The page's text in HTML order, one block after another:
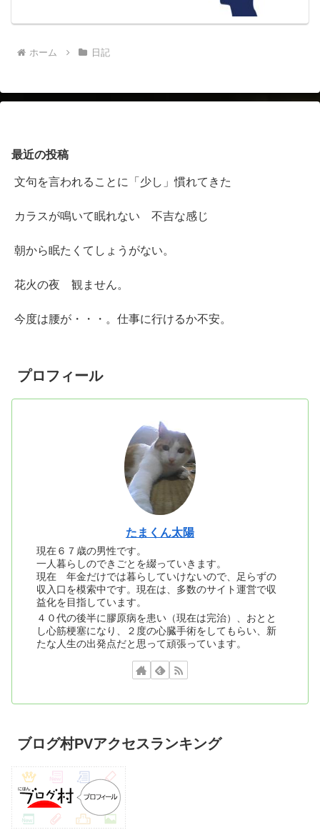
ホーム 日記
最近の投稿
文句を言われることに「少し」慣れてきた
カラスが鳴いて眠れない 不吉な感じ
朝から眠たくてしょうがない。
花火の夜 観ません。
今度は腰が・・・。仕事に行けるか不安。
プロフィール
たまくん太陽
現在６７歳の男性です。
一人暮らしのできごとを綴っていきます。
現在 年金だけでは暮らしていけないので、足らずの
収入口を模索中です。現在は、多数のサイト運営で収
益化を目指しています。
４０代の後半に膠原病を患い（現在は完治）、おとと
し心筋梗塞になり、２度の心臓手術をしてもらい、新
たな人生の出発点だと思って頑張っています。
ブログ村PVアクセスランキング